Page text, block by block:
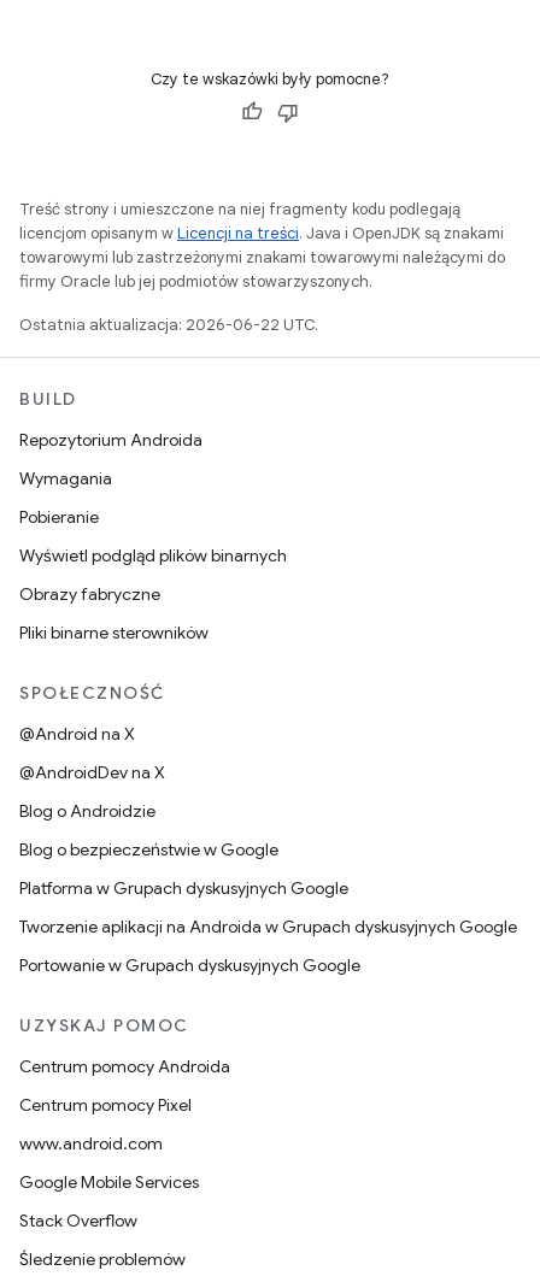
Czy te wskazówki były pomocne?
Treść strony i umieszczone na niej fragmenty kodu podlegają
licencjom opisanym wLicencji na treści. Java i OpenJDK są znakami
towarowymi lub zastrzeżonymi znakami towarowymi należącymi do
firmy Oracle lub jej podmiotów stowarzyszonych.
Ostatnia aktualizacja: 2026-06-22 UTC.
BUILD
Repozytorium Androida
Wymagania
Pobieranie
Wyświetl podgląd plików binarnych
Obrazy fabryczne
Pliki binarne sterowników
SPOŁECZNOŚĆ
@Android na X
@AndroidDev na X
Blog o Androidzie
Blog o bezpieczeństwie w Google
Platforma w Grupach dyskusyjnych Google
Tworzenie aplikacji na Androida w Grupach dyskusyjnych Google
Portowanie w Grupach dyskusyjnych Google
UZYSKAJ POMOC
Centrum pomocy Androida
Centrum pomocy Pixel
www.android.com
Google Mobile Services
Stack Overflow
Śledzenie problemów